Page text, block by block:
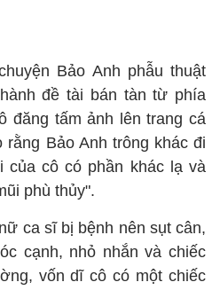
Bảo Anh phẫu thuật
đề tài bán tàn từ phía
đăng tấm ảnh lên trang cá
Bảo Anh trông khác đi
của cô có phần khác lạ và
phù thủy".
ca sĩ bị bệnh nên sụt cân,
cạnh, nhỏ nhắn và chiếc
vốn dĩ cô có một chiếc